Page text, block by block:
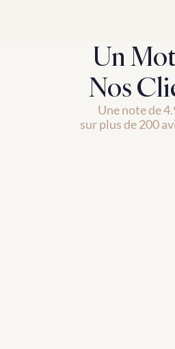
Un
Nos
Une note de
sur plus de 200